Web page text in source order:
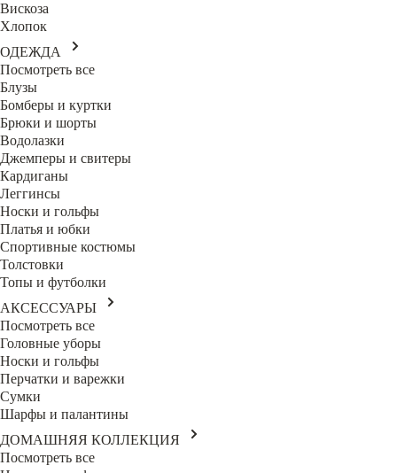
Вискоза
Хлопок
ОДЕЖДА
Посмотреть все
Блузы
Бомберы и куртки
Брюки и шорты
Водолазки
Джемперы и свитеры
Кардиганы
Леггинсы
Носки и гольфы
Платья и юбки
Спортивные костюмы
Толстовки
Топы и футболки
АКСЕССУАРЫ
Посмотреть все
Головные уборы
Носки и гольфы
Перчатки и варежки
Сумки
Шарфы и палантины
ДОМАШНЯЯ КОЛЛЕКЦИЯ
Посмотреть все